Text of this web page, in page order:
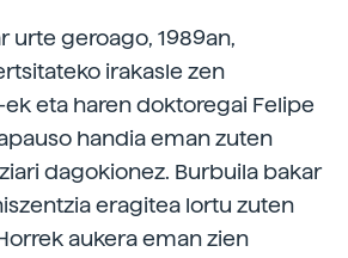
urte geroago, 1989an,
irakasle zen
eta haren doktoregai Felipe
handia eman zuten
dagokionez. Burbuila bakar
eragitea lortu zuten
aukera eman zien